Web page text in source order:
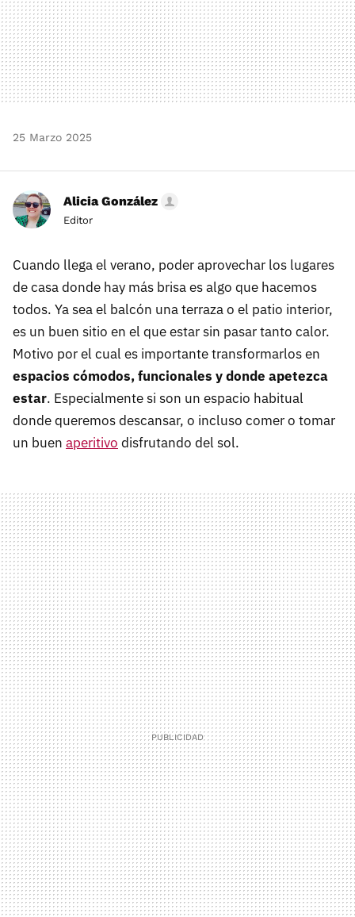
25 Marzo 2025
Alicia González
Editor
Cuando llega el verano, poder aprovechar los lugares
de casa donde hay más brisa es algo que hacemos
todos. Ya sea el balcón una terraza o el patio interior,
es un buen sitio en el que estar sin pasar tanto calor.
Motivo por el cual es importante transformarlos en
espacios cómodos, funcionales y donde apetezca
estar. Especialmente si son un espacio habitual
donde queremos descansar, o incluso comer o tomar
un buen aperitivo disfrutando del sol.